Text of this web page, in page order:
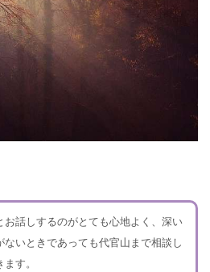
お話しするのがとても心地よく、深い
ないときであっても代官山まで相談し
す。